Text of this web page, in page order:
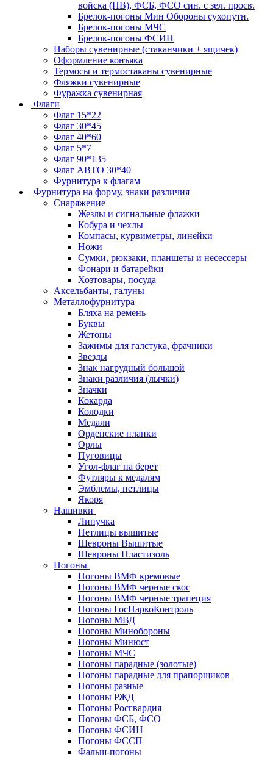
войска (ПВ), ФСБ, ФСО син. с зел. просв.
Брелок-погоны Мин Обороны сухопутн.
Брелок-погоны МЧС
Брелок-погоны ФСИН
Наборы сувенирные (стаканчики + ящичек)
Оформление конъяка
Термосы и термостаканы сувенирные
Фляжки сувенирные
Фуражка сувенирная
Флаги
Флаг 15*22
Флаг 30*45
Флаг 40*60
Флаг 5*7
Флаг 90*135
Флаг АВТО 30*40
Фурнитура к флагам
Фурнитура на форму, знаки различия
Снаряжение
Жезлы и сигнальные флажки
Кобура и чехлы
Компасы, курвиметры, линейки
Ножи
Сумки, рюкзаки, планшеты и несессеры
Фонари и батарейки
Хозтовары, посуда
Аксельбанты, галуны
Металлофурнитура
Бляха на ремень
Буквы
Жетоны
Зажимы для галстука, фрачники
Звезды
Знак нагрудный большой
Знаки различия (лычки)
Значки
Кокарда
Колодки
Медали
Орденские планки
Орлы
Пуговицы
Угол-флаг на берет
Футляры к медалям
Эмблемы, петлицы
Якоря
Нашивки
Липучка
Петлицы вышитые
Шевроны Вышитые
Шевроны Пластизоль
Погоны
Погоны ВМФ кремовые
Погоны ВМФ черные скос
Погоны ВМФ черные трапеция
Погоны ГосНаркоКонтроль
Погоны МВД
Погоны Минобороны
Погоны Минюст
Погоны МЧС
Погоны парадные (золотые)
Погоны парадные для прапорщиков
Погоны разные
Погоны РЖД
Погоны Росгвардия
Погоны ФСБ, ФСО
Погоны ФСИН
Погоны ФССП
Фальш-погоны